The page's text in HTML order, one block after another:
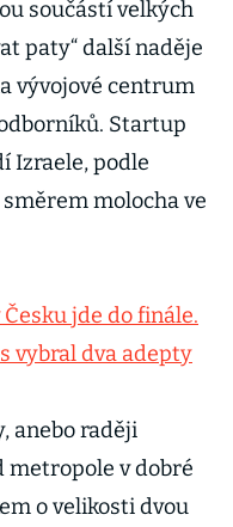
součástí velkých
paty“ další naděje
vývojové centrum
Startup
Izraele, podle
molocha ve
jde do finále.
vybral dva adepty
anebo raději
metropole v dobré
o velikosti dvou